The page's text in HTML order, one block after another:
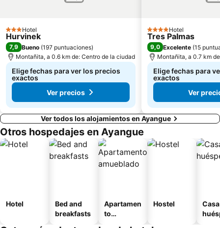
3 Estrellas
Hotel
Hurvinek
7,9 Bueno (197 puntuaciones)
Montañita, a 0.6 km de: Centro de la ciudad
Elige fechas para ver los precios
exactos
Ver precios
4 Estrellas
Hotel
Tres Palmas
9,0 Excelente (15
Montañita, a 0.7 km
Elige fechas para
exactos
Ver
Ver todos los alojamientos en Ayangue
Otros hospedajes en Ayangue
Hotel
Bed and
breakfasts
Apartamen
to
Hostel